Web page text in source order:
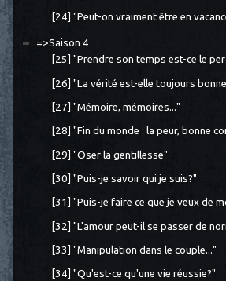
[24] "Peut-on vraiment être en
=>Saison 4
[25] "Prendre son temps est-ce le
[26] "La vérité est-elle toujours
[27] "Mémoire, mémoires..."
[28] "Fin du monde : la peur, bonne
[29] "Oser la gentillesse"
[30] "Puis-je savoir qui je suis?"
[31] "Puis-je faire ce que je veux de
[32] "L'amour peut-il se passer de
[33] "Manipulation dans le couple..."
[34] "Qu'est-ce qu'une vie réussie?"